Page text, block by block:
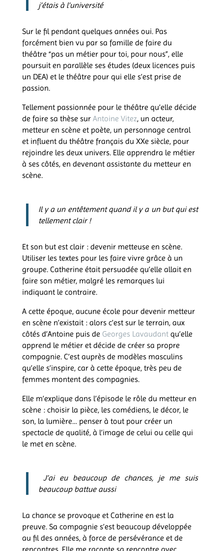
j’étais à l’université
Sur le fil pendant quelques années oui. Pas
forcément bien vu par sa famille de faire du
théâtre “pas un métier pour toi, pour nous”, elle
poursuit en parallèle ses études (deux licences puis
un DEA) et le théâtre pour qui elle s’est prise de
passion.
Tellement passionnée pour le théâtre qu’elle décide
de faire sa thèse sur Antoine Vitez, un acteur,
metteur en scène et poète, un personnage central
et influent du théâtre français du XXe siècle, pour
rejoindre les deux univers. Elle apprendra le métier
à ses côtés, en devenant assistante du metteur en
scène.
Il y a un entêtement quand il y a un but qui est
tellement clair !
Et son but est clair : devenir metteuse en scène.
Utiliser les textes pour les faire vivre grâce à un
groupe. Catherine était persuadée qu’elle allait en
faire son métier, malgré les remarques lui
indiquant le contraire.
A cette époque, aucune école pour devenir metteur
en scène n’existait : alors c’est sur le terrain, aux
côtés d’Antoine puis de Georges Lavaudantqu’elle
apprend le métier et décide de créer sa propre
compagnie. C’est auprès de modèles masculins
qu’elle s’inspire, car à cette époque, très peu de
femmes montent des compagnies.
Elle m’explique dans l’épisode le rôle du metteur en
scène : choisir la pièce, les comédiens, le décor, le
son, la lumière… penser à tout pour créer un
spectacle de qualité, à l’image de celui ou celle qui
le met en scène.
J’ai eu beaucoup de chances, je me suis
beaucoup battue aussi
La chance se provoque et Catherine en est la
preuve. Sa compagnie s’est beaucoup développée
au fil des années, à force de persévérance et de